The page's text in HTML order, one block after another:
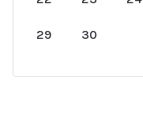
29 30